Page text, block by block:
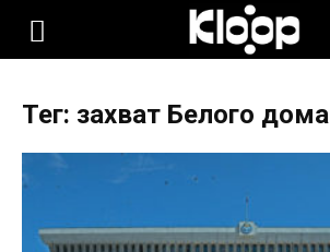
KLOOP.KG
Тег: захват Белого дома